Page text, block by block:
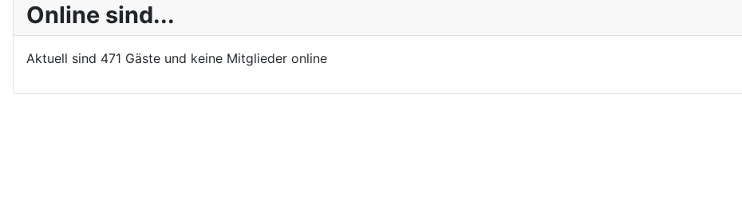
Online sind...
Aktuell sind 471 Gäste und keine Mitglieder online